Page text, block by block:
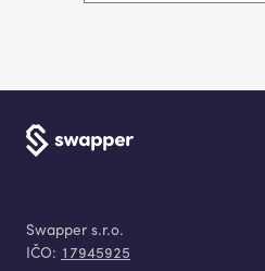
Swapper s.r.o.
IČO: 17945925